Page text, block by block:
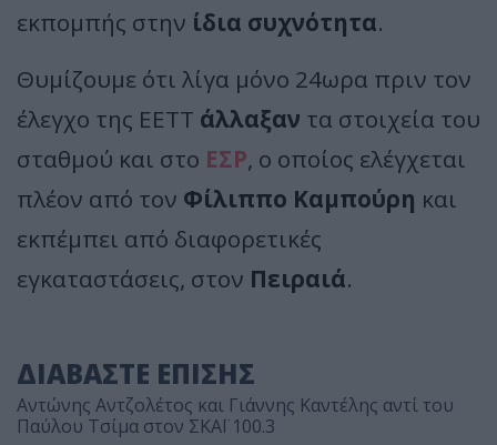
εκπομπής στην ίδια συχνότητα.
Θυμίζουμε ότι λίγα μόνο 24ωρα πριν τον
έλεγχο της ΕΕΤΤ άλλαξαν τα στοιχεία του
σταθμού και στο ΕΣΡ, ο οποίος ελέγχεται
πλέον από τον Φίλιππο Καμπούρη και
εκπέμπει από διαφορετικές
εγκαταστάσεις, στον Πειραιά.
ΔΙΑΒΑΣΤΕ ΕΠΙΣΗΣ
Αντώνης Αντζολέτος και Γιάννης Καντέλης αντί του
Παύλου Τσίμα στον ΣΚΑΪ 100.3